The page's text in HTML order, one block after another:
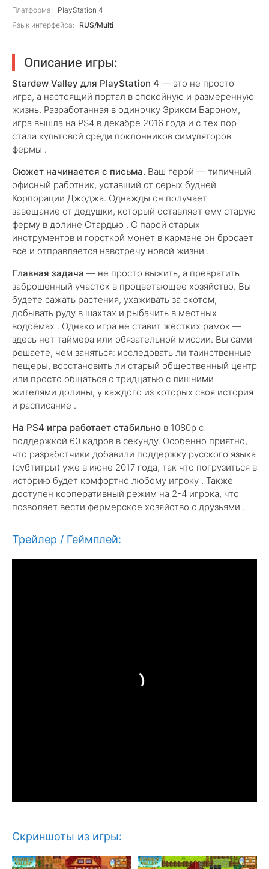
Платформа:
PlayStation 4
Язык интерфейса:
RUS/Multi
Описание игры:
Stardew Valley для PlayStation 4 — это не просто
игра, а настоящий портал в спокойную и размеренную
жизнь. Разработанная в одиночку Эриком Бароном,
игра вышла на PS4 в декабре 2016 года и с тех пор
стала культовой среди поклонников симуляторов
фермы .
Сюжет начинается с письма. Ваш герой — типичный
офисный работник, уставший от серых будней
Корпорации Джоджа. Однажды он получает
завещание от дедушки, который оставляет ему старую
ферму в долине Стардью . С парой старых
инструментов и горсткой монет в кармане он бросает
всё и отправляется навстречу новой жизни .
Главная задача — не просто выжить, а превратить
заброшенный участок в процветающее хозяйство. Вы
будете сажать растения, ухаживать за скотом,
добывать руду в шахтах и рыбачить в местных
водоёмах . Однако игра не ставит жёстких рамок —
здесь нет таймера или обязательной миссии. Вы сами
решаете, чем заняться: исследовать ли таинственные
пещеры, восстановить ли старый общественный центр
или просто общаться с тридцатью с лишними
жителями долины, у каждого из которых своя история
и расписание .
На PS4 игра работает стабильно в 1080p с
поддержкой 60 кадров в секунду. Особенно приятно,
что разработчики добавили поддержку русского языка
(субтитры) уже в июне 2017 года, так что погрузиться в
историю будет комфортно любому игроку . Также
доступен кооперативный режим на 2-4 игрока, что
позволяет вести фермерское хозяйство с друзьями .
Трейлер / Геймплей:
Скриншоты из игры: